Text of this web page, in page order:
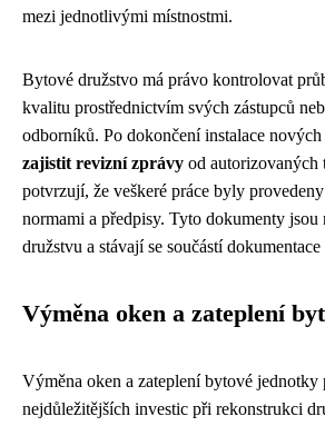
mezi jednotlivými místnostmi.
Bytové družstvo má právo kontrolovat
kvalitu prostřednictvím svých zástupců
odborníků. Po dokončení instalace
zajistit revizní zprávy od autorizovaných
potvrzují, že veškeré práce byly
normami a předpisy. Tyto dokumenty jsou
družstvu a stávají se součástí
Výměna oken a zateplení
Výměna oken a zateplení bytové jednotky
nejdůležitějších investic při rekonstrukci